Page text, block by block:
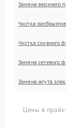
Замена верхнего
Чистка
Чистка сливного
Замена сетевого
Замена жгута
Цены в